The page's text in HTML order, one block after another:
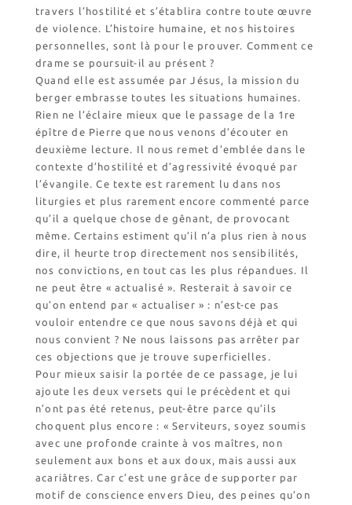
Contact Accueil
Contact Boutique
Contact Communauté
Contact Biscuiterie
travers l’hostilité et s’établira contre toute œuvre
de violence. L’histoire humaine, et nos histoires
personnelles, sont là pour le prouver. Comment ce
drame se poursuit-il au présent ?
Quand elle est assumée par Jésus, la mission du
berger embrasse toutes les situations humaines.
Rien ne l’éclaire mieux que le passage de la 1re
épître de Pierre que nous venons d’écouter en
deuxième lecture. Il nous remet d’emblée dans le
contexte d’hostilité et d’agressivité évoqué par
l’évangile. Ce texte est rarement lu dans nos
liturgies et plus rarement encore commenté parce
qu’il a quelque chose de gênant, de provocant
même. Certains estiment qu’il n’a plus rien à nous
dire, il heurte trop directement nos sensibilités,
nos convictions, en tout cas les plus répandues. Il
ne peut être « actualisé ». Resterait à savoir ce
qu’on entend par « actualiser » : n’est-ce pas
vouloir entendre ce que nous savons déjà et qui
nous convient ? Ne nous laissons pas arrêter par
ces objections que je trouve superficielles.
Pour mieux saisir la portée de ce passage, je lui
ajoute les deux versets qui le précèdent et qui
n’ont pas été retenus, peut-être parce qu’ils
choquent plus encore : « Serviteurs, soyez soumis
avec une profonde crainte à vos maîtres, non
seulement aux bons et aux doux, mais aussi aux
acariâtres. Car c’est une grâce de supporter par
motif de conscience envers Dieu, des peines qu’on